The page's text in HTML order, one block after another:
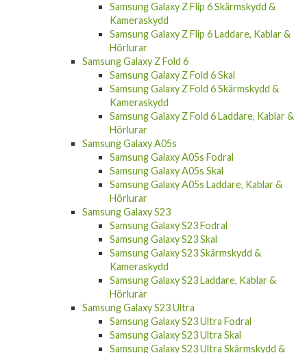
Samsung Galaxy Z Flip 6 Skärmskydd &
Kameraskydd
Samsung Galaxy Z Flip 6 Laddare, Kablar &
Hörlurar
Samsung Galaxy Z Fold 6
Samsung Galaxy Z Fold 6 Skal
Samsung Galaxy Z Fold 6 Skärmskydd &
Kameraskydd
Samsung Galaxy Z Fold 6 Laddare, Kablar &
Hörlurar
Samsung Galaxy A05s
Samsung Galaxy A05s Fodral
Samsung Galaxy A05s Skal
Samsung Galaxy A05s Laddare, Kablar &
Hörlurar
Samsung Galaxy S23
Samsung Galaxy S23 Fodral
Samsung Galaxy S23 Skal
Samsung Galaxy S23 Skärmskydd &
Kameraskydd
Samsung Galaxy S23 Laddare, Kablar &
Hörlurar
Samsung Galaxy S23 Ultra
Samsung Galaxy S23 Ultra Fodral
Samsung Galaxy S23 Ultra Skal
Samsung Galaxy S23 Ultra Skärmskydd &